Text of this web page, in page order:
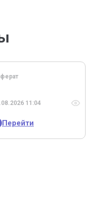
11:04
Перейти